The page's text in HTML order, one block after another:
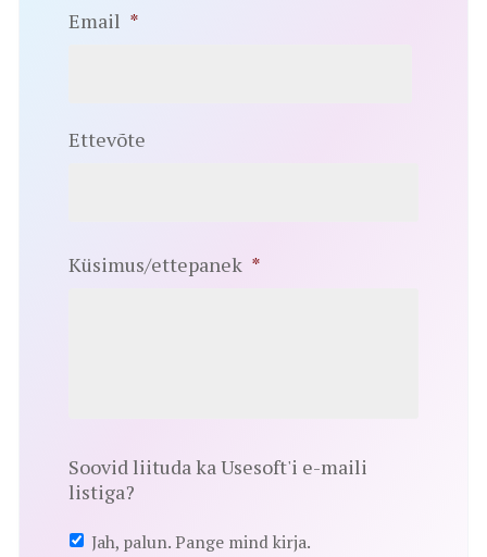
Email *
Ettevõte
Küsimus/ettepanek *
Soovid liituda ka Usesoft'i e-maili
listiga?
Jah, palun. Pange mind kirja.